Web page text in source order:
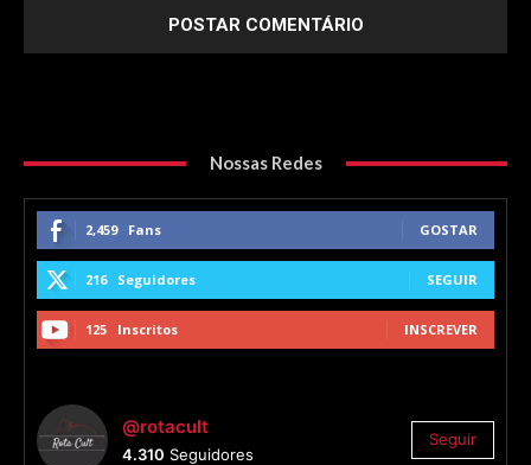
Nossas Redes
2,459 Fans GOSTAR
216 Seguidores SEGUIR
125 Inscritos INSCREVER
@rotacult
4.310 Seguidores
Seguir